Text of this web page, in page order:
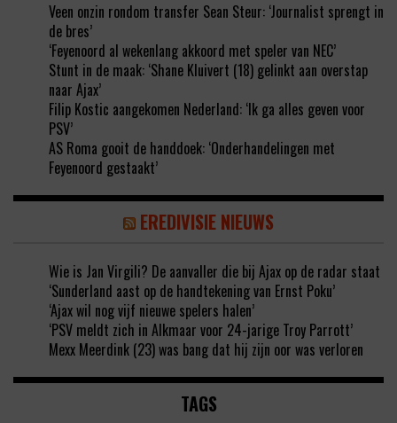
Veen onzin rondom transfer Sean Steur: ‘Journalist sprengt in
de bres’
‘Feyenoord al wekenlang akkoord met speler van NEC’
Stunt in de maak: ‘Shane Kluivert (18) gelinkt aan overstap
naar Ajax’
Filip Kostic aangekomen Nederland: ‘Ik ga alles geven voor
PSV’
AS Roma gooit de handdoek: ‘Onderhandelingen met
Feyenoord gestaakt’
EREDIVISIE NIEUWS
Wie is Jan Virgili? De aanvaller die bij Ajax op de radar staat
‘Sunderland aast op de handtekening van Ernst Poku’
‘Ajax wil nog vijf nieuwe spelers halen’
‘PSV meldt zich in Alkmaar voor 24-jarige Troy Parrott’
Mexx Meerdink (23) was bang dat hij zijn oor was verloren
TAGS